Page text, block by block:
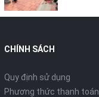
CHÍNH SÁCH
Quy định sử dụng
Phương thức thanh toán